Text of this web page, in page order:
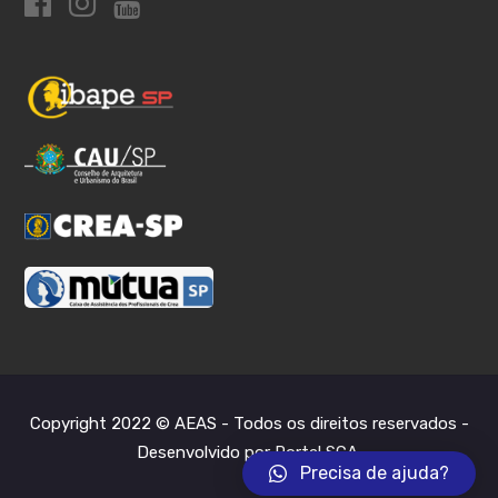
Copyright 2022 © AEAS - Todos os direitos reservados -
Desenvolvido por Portal SCA.
Precisa de ajuda?